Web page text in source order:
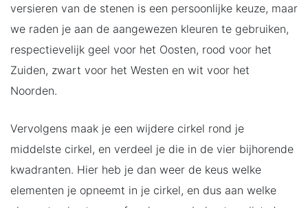
versieren van de stenen is een persoonlijke keuze, maar
we raden je aan de aangewezen kleuren te gebruiken,
respectievelijk geel voor het Oosten, rood voor het
Zuiden, zwart voor het Westen en wit voor het
Noorden.
Vervolgens maak je een wijdere cirkel rond je
middelste cirkel, en verdeel je die in de vier bijhorende
kwadranten. Hier heb je dan weer de keus welke
elementen je opneemt in je cirkel, en dus aan welke